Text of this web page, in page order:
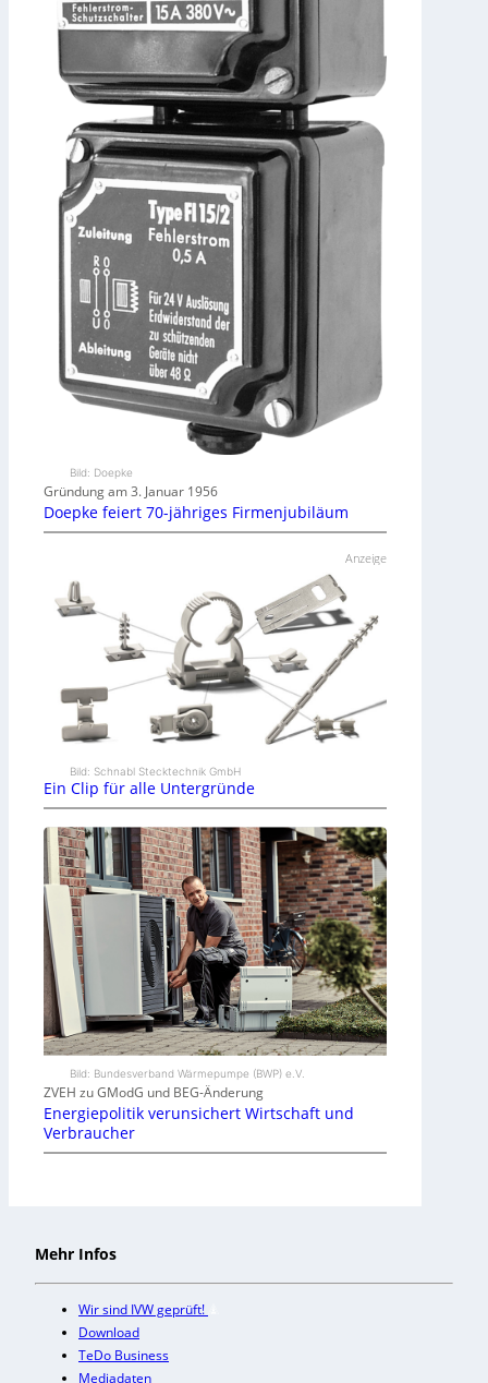
Bild: Doepke
Gründung am 3. Januar 1956
Doepke feiert 70-jähriges Firmenjubiläum
Anzeige
Bild: Schnabl Stecktechnik GmbH
Ein Clip für alle Untergründe
Bild: Bundesverband Wärmepumpe (BWP) e.V.
ZVEH zu GModG und BEG-Änderung
Energiepolitik verunsichert Wirtschaft und
Verbraucher
Mehr Infos
Wir sind IVW geprüft!
Download
TeDo Business
Mediadaten